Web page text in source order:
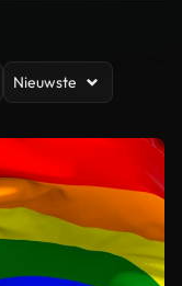
Nieuwste